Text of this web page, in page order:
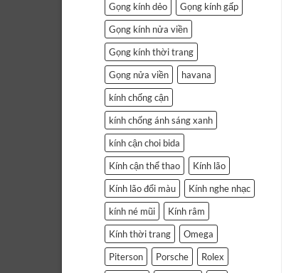
Gọng kính dẻo
Gọng kính gấp
Gọng kính nửa viền
Gọng kính thời trang
Gọng nửa viền
havana
kính chống cận
kính chống ánh sáng xanh
kính cận choi bida
Kính cận thể thao
Kính lão
Kính lão đổi màu
Kính nghe nhạc
kính né mũi
Kính râm
Kính thời trang
Omega
Piterson
Porsche
Rolex